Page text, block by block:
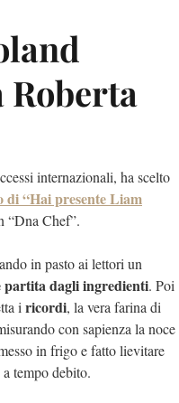
Roberta
internazionali, ha scelto
di “Hai presente Liam
“Dna Chef”.
in pasto ai lettori un
partita dagli ingredienti. Poi
i ricordi, la vera farina di
con sapienza la noce
in frigo e fatto lievitare
tempo debito.